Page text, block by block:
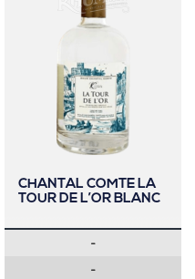
CHANTAL COMTE LA
TOUR DE L’OR BLANC
-
-